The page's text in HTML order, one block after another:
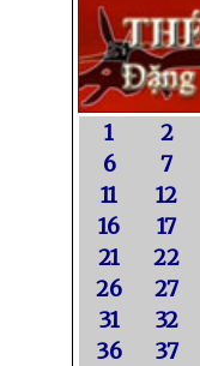
1 2
6
7
11
12
16
17
21
22
26
27
31
32
36
37